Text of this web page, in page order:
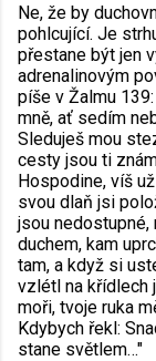
Ne, že by
pohlcující. Je
přestane být jen
adrenalinovým
píše v Žalmu
mně, ať sedím
Sleduješ mou
cesty jsou ti
Hospodine, víš
svou dlaň jsi
jsou nedostupné,
duchem, kam
tam, a když si
vzlétl na křídlech
moři, tvoje ruka
Kdybych řekl:
stane světlem…"